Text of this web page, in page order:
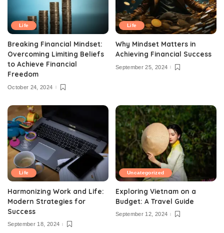
Life
Breaking Financial Mindset:
Overcoming Limiting Beliefs
to Achieve Financial
Freedom
October 24, 2024
Life
Why Mindset Matters in
Achieving Financial Success
September 25, 2024
Life
Harmonizing Work and Life:
Modern Strategies for
Success
September 18, 2024
Uncategorized
Exploring Vietnam on a
Budget: A Travel Guide
September 12, 2024